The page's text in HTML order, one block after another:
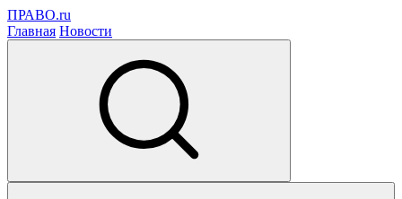
ПРАВО.ru
Главная Новости